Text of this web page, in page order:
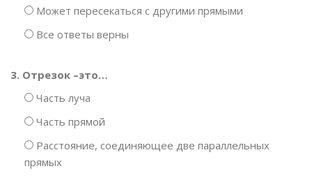
Может пересекаться с другими прямыми
Все ответы верны
3. Отрезок –это…
Часть луча
Часть прямой
Расстояние, соединяющее две параллельных
прямых